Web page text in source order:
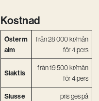
Kostnad
Österm
alm
från 28 000 kr/mån
för 4 pers
Slaktis
från 19 500 kr/mån
för 4 pers
Slusse
pris ges på